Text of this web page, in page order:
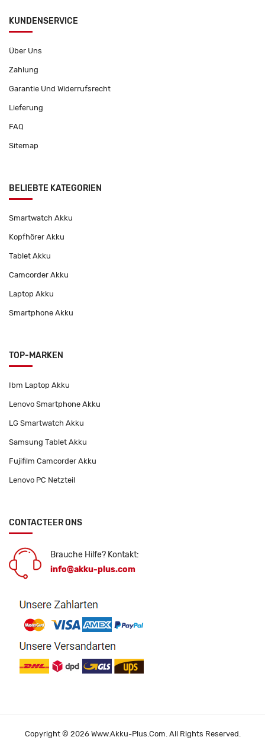
KUNDENSERVICE
Über Uns
Zahlung
Garantie Und Widerrufsrecht
Lieferung
FAQ
Sitemap
BELIEBTE KATEGORIEN
Smartwatch Akku
Kopfhörer Akku
Tablet Akku
Camcorder Akku
Laptop Akku
Smartphone Akku
TOP-MARKEN
Ibm Laptop Akku
Lenovo Smartphone Akku
LG Smartwatch Akku
Samsung Tablet Akku
Fujifilm Camcorder Akku
Lenovo PC Netzteil
CONTACTEER ONS
Brauche Hilfe? Kontakt:
info@akku-plus.com
Copyright © 2026 Www.akku-Plus.com. All Rights Reserved.